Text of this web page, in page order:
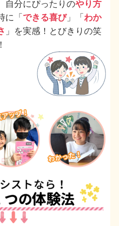
自分にぴったりのやり方
に「 できる喜び」「 わか
」を実感！とびきりの笑